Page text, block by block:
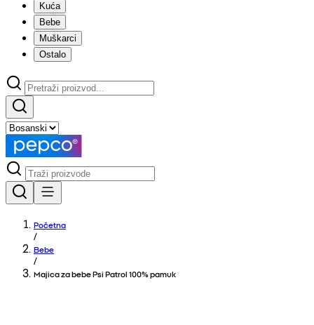
Kuća
Bebe
Muškarci
Ostalo
Početna
/
Bebe
/
Majica za bebe Psi Patrol 100% pamuk